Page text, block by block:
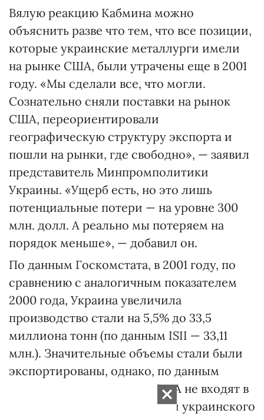
Вялую реакцию Кабмина можно
объяснить разве что тем, что все позиции,
которые украинские металлурги имели
на рынке США, были утрачены еще в 2001
году. «Мы сделали все, что могли.
Сознательно сняли поставки на рынок
США, переориентировали
географическую структуру экспорта и
пошли на рынки, где свободно», — заявил
представитель Минпромполитики
Украины. «Ущерб есть, но это лишь
потенциальные потери — на уровне 300
млн. долл. А реально мы потеряем на
порядок меньше», — добавил он.
По данным Госкомстата, в 2001 году, по
сравнению с аналогичным показателем
2000 года, Украина увеличила
производство стали на 5,5% до 33,5
миллиона тонн (по данным ISII — 33,11
млн.). Значительные объемы стали были
экспортированы, однако, по данным
Минэкономики, сегодня США не входят в
число основных покупателей украинского